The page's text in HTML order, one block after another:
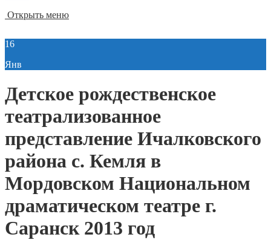
Открыть меню
16
Янв
Детское рождественское
театрализованное
представление Ичалковского
района с. Кемля в
Мордовском Национальном
драматическом театре г.
Саранск 2013 год